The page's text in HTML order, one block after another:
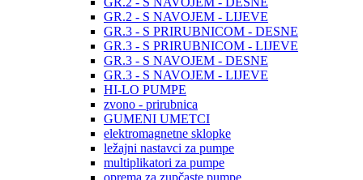
GR.2 - S NAVOJEM - LIJEVE
GR.3 - S PRIRUBNICOM - DESNE
GR.3 - S PRIRUBNICOM - LIJEVE
GR.3 - S NAVOJEM - DESNE
GR.3 - S NAVOJEM - LIJEVE
HI-LO PUMPE
zvono - prirubnica
GUMENI UMETCI
elektromagnetne sklopke
ležajni nastavci za pumpe
multiplikatori za pumpe
oprema za zupčaste pumpe